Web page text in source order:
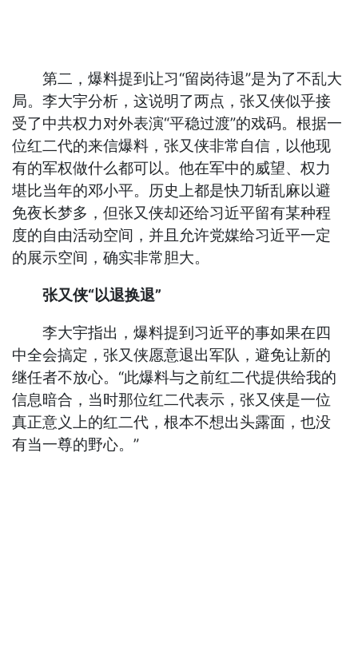
第二，爆料提到让习“留岗待退”是为了不乱大
局。李大宇分析，这说明了两点，张又侠似乎接
受了中共权力对外表演“平稳过渡”的戏码。根据一
位红二代的来信爆料，张又侠非常自信，以他现
有的军权做什么都可以。他在军中的威望、权力
堪比当年的邓小平。历史上都是快刀斩乱麻以避
免夜长梦多，但张又侠却还给习近平留有某种程
度的自由活动空间，并且允许党媒给习近平一定
的展示空间，确实非常胆大。
张又侠“以退换退”
李大宇指出，爆料提到习近平的事如果在四
中全会搞定，张又侠愿意退出军队，避免让新的
继任者不放心。“此爆料与之前红二代提供给我的
信息暗合，当时那位红二代表示，张又侠是一位
真正意义上的红二代，根本不想出头露面，也没
有当一尊的野心。”